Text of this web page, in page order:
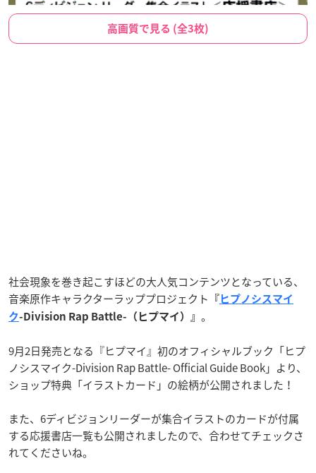
高画質で見る (全3枚)
社会現象を巻き起こすほどの大人気コンテンツとなっている、
音楽原作キャラクターラッププロジェクト
『 ヒプノシスマイ
ク-Division Rap Battle-（ヒプマイ）』 。
9月2日発売となる『ヒプマイ』初のオフィシャルブック「ヒプ
ノシスマイク-Division Rap Battle- Official Guide Book」より、
ショップ特典「イラストカード」の絵柄が公開されました！
また、6ディビジョンリーダーが集合イラストのカードが付属
する応援書店一覧も公開されましたので、合わせてチェックさ
れてくださいね。